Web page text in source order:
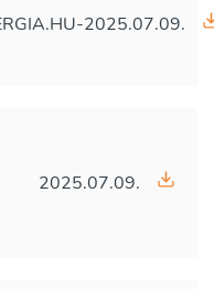
2025.07.09.
2025.07.09.